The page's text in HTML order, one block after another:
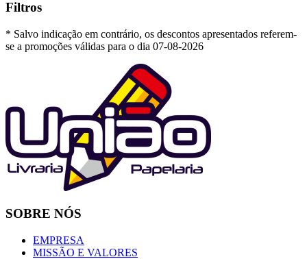
Filtros
* Salvo indicação em contrário, os descontos apresentados referem-
se a promoções válidas para o dia 07-08-2026
SOBRE NÓS
EMPRESA
MISSÃO E VALORES